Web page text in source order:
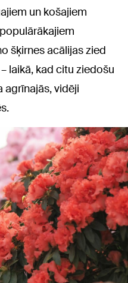
un košajiem
šķirnes acālijas zied
laikā, kad citu ziedošu
agrīnajās, vidēji